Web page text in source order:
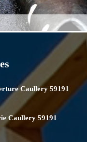
Caullery 59191
Caullery 59191